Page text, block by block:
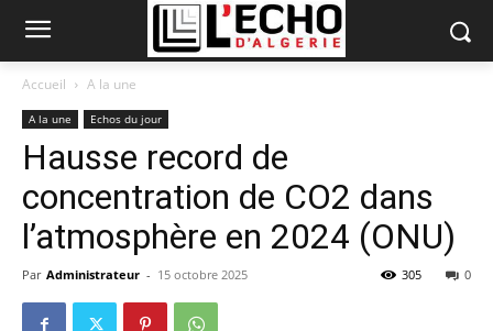
Accueil A la une
A la une Echos du jour
Hausse record de
concentration de CO2 dans
l’atmosphère en 2024 (ONU)
Par Administrateur - 15 octobre 2025 0
305